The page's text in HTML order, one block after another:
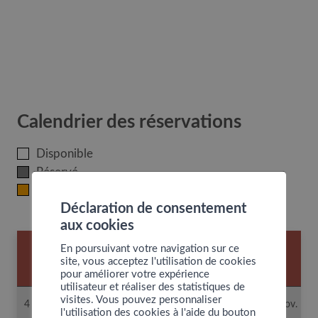
Calendrier des réservations
Disponible
Réservé
Semaine du 4 au 10 novembre
2024
4 nov. 5 nov. 6 nov. 7 nov. 8 nov. 10 nov.
Déclaration de consentement
aux cookies
En poursuivant votre navigation sur ce
site, vous acceptez l'utilisation de cookies
pour améliorer votre expérience
utilisateur et réaliser des statistiques de
visites. Vous pouvez personnaliser
l'utilisation des cookies à l'aide du bouton